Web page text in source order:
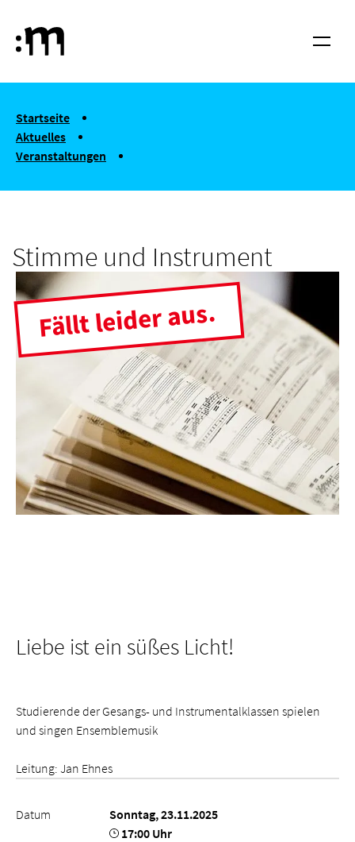
Hochschule für Musik und Tanz Köln Menü
You are here:
Startseite
Aktuelles
Veranstaltungen
Stimme und Instrument
Stimme und Instrument
Fällt leider aus.
Liebe ist ein süßes Licht!
Studierende der Gesangs- und Instrumentalklassen spielen
und singen Ensemblemusik
Leitung: Jan Ehnes
Datum
Sonntag, 23.11.2025
17:00 Uhr